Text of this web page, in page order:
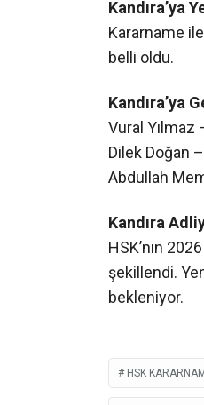
Kandıra’ya
Vural Yılmaz
Dilek Doğan –
Abdullah
Kandıra
HSK’nın
şekillendi.
bekleniyor.
HSK